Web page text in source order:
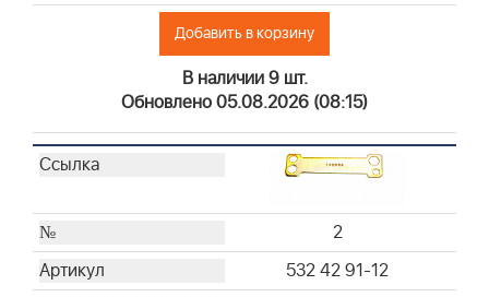
Добавить в корзину
В наличии 9 шт.
Обновлено 05.08.2026 (08:15)
2
532 42 91-12